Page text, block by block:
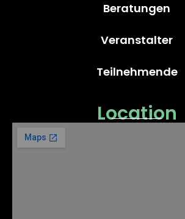
Beratungen
Veranstalter
Teilnehmende
Location